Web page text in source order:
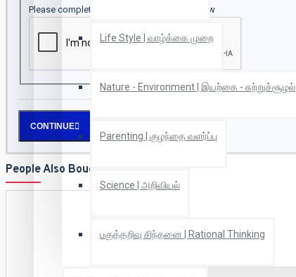
Life Style | வாழ்க்கை முறை
Nature - Environment | இயற்கை - சுற்றுச்சூழல்
Parenting | குழந்தை வளர்ப்பு
Science | அறிவியல்
பகுத்தறிவு சிந்தனை | Rational Thinking
Please complete the captcha validation below
CONTINUE
People Also Bought